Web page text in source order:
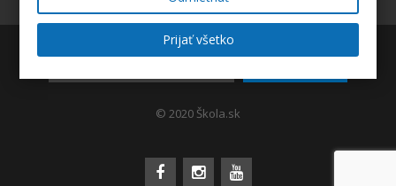
© 2020 Škola.sk
Prijať všetko